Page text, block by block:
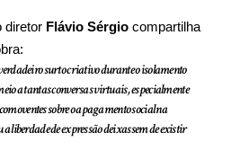
diretor Flávio Sérgio compartilha
surto criativo durante o isolamento
a tantas conversas virtuais, especialmente
sobre o apagamento social na
a liberdade de expressão deixassem de existir